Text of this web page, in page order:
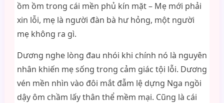
ồm ồm trong cái mền phủ kín mặt – Mẹ mới phải
xin lỗi, mẹ là người đàn bà hư hỏng, một người
mẹ không ra gì.
Dương nghe lòng đau nhói khi chính nó là nguyên
nhân khiến mẹ sống trong cảm giác tội lỗi. Dương
vén mền nhìn vào đôi mắt đẫm lệ dựng Nga ngồi
dậy ôm chầm lấy thân thể mềm mại. Cũng là cái